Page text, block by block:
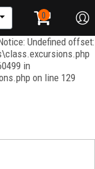
line 415 Notice:
Undefined offset:
in
on line 129